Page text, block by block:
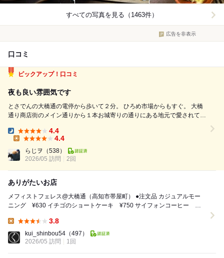
すべての写真を見る（1463件）
広告を非表示
口コミ
ピックアップ！口コミ
夜も良い雰囲気です
とさでんの大橋通の電停から歩いて２分。 ひろめ市場からもすぐ。 大橋
通り商店街のメイン通りから１本お城寄りの通りにある地元で愛されてい
で静かに賑わっています。 とても落ち着いた雰囲気のお店で、見た目よ
りも席数があるよ。 ...
Dinner:
4.4
4.4
らじヲ
（538）
2026/05 訪問
2回
ありがたいお店
メフィストフェレス@大橋通（高知市帯屋町） ●注文品 カジュアルモー
ニング ¥630 イチゴのショートケーキ ¥750 サイフォンコーヒー
3.8
kui_shinbou54 （497）
2026/05 訪問
1回